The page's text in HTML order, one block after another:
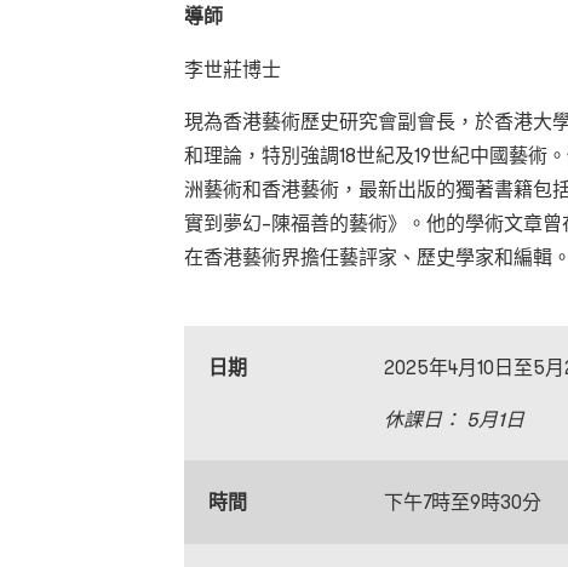
導師
李世莊博士
現為香港藝術歷史研究會副會長，於香港大
和理論，特別強調18世紀及19世紀中國藝術
洲藝術和香港藝術，最新出版的獨著書籍包
實到夢幻–陳福善的藝術》。他的學術文章
在香港藝術界擔任藝評家、歷史學家和編輯。
日期 2025年4月10日至5
休課日： 5月1日
時間 下午7時至9時30分